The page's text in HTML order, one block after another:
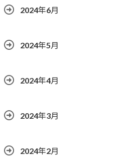
2024年6月
2024年5月
2024年4月
2024年3月
2024年2月